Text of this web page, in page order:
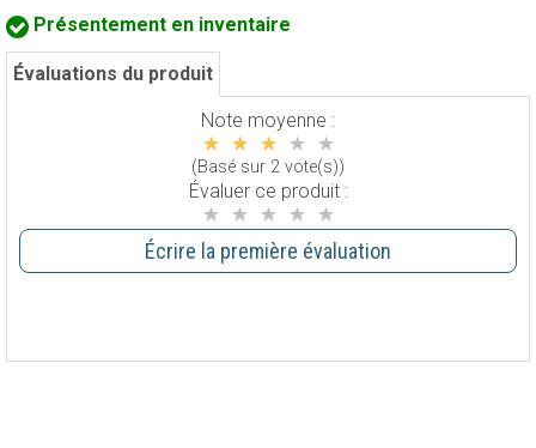
Présentement en inventaire
Évaluations du produit
Note moyenne :
(Basé sur 2 vote(s))
Évaluer ce produit :
Écrire la première évaluation